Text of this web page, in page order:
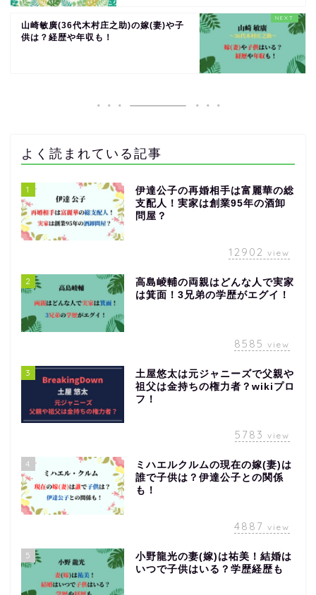
山崎敏廣(36代木村庄之助)の嫁(妻)や子
供は？経歴や年収も！
よく読まれている記事
1
伊達公子の再婚相手は富麗華の総
支配人！実家は創業95年の酒卸
問屋？
12902 view
2
高島崚輔の両親はどんな人で実家
は箕面！3兄弟の学歴がエグイ！
8585 view
3
土屋悠太は元ジャニーズで父親や
祖父は金持ちの権力者？wikiプロ
フ！
5783 view
4
ミハエルクルムの現在の嫁(妻)は
誰で子供は？伊達公子との関係
も！
4887 view
5
小野龍光の妻(嫁)は祐美！結婚は
いつで子供はいる？学歴経歴も